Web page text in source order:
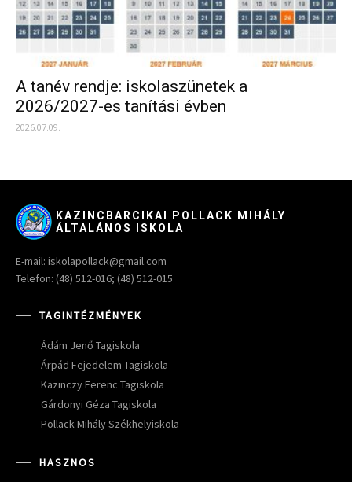
A tanév rendje: iskolaszünetek a
2026/2027-es tanítási évben
2026.07.09.
KAZINCBARCIKAI POLLACK MIHÁLY
ÁLTALÁNOS ISKOLA
E-mail: iskolapollack@gmail.com
Telefon: (48) 512-016; (48) 512-015
TAGINTÉZMÉNYEK
Ádám Jenő Tagiskola
Árpád Fejedelem Tagiskola
Kazinczy Ferenc Tagiskola
Gárdonyi Géza Tagiskola
Pollack Mihály Székhelyiskola
HASZNOS